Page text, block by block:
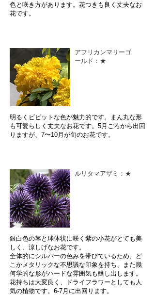
色と咲き方があります。花つきも良く丈夫なお
花です。
アフリカンマリーゴ
ールド：★
明るくビビットな色が魅力的です。まん丸な形
も可愛らしく丈夫なお花です。5月ごろから出回
りますが、7〜10月が旬のお花です。
ルリタマアザミ：★
銀白色の茎と球体状に咲く紫の小花がとても美
しく、涼しげなお花です。
全体的にシルバーの色みを帯びているため、ど
こかメタリックな不思議な印象を持ち、また幾
何学的な形がハードな雰囲気も醸し出します。
花持ちは大変良く、ドライフラワーとしても人
気の植物です。6-7月に出回ります。